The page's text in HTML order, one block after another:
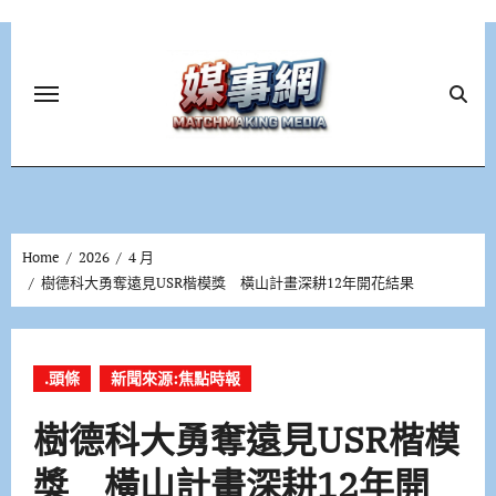
Home 2026
4 月
樹德科大勇奪遠見USR楷模獎 橫山計畫深耕12年開花結果
.頭條 新聞來源:焦點時報
樹德科大勇奪遠見USR楷模
獎 橫山計畫深耕12年開